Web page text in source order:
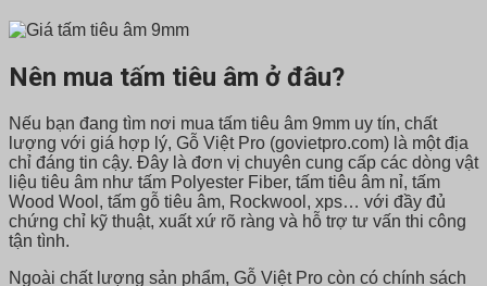
Nên mua tấm tiêu âm ở đâu?
Nếu bạn đang tìm nơi mua tấm tiêu âm 9mm uy tín, chất
lượng với giá hợp lý, Gỗ Việt Pro (govietpro.com) là một địa
chỉ đáng tin cậy. Đây là đơn vị chuyên cung cấp các dòng vật
liệu tiêu âm như tấm Polyester Fiber, tấm tiêu âm nỉ, tấm
Wood Wool, tấm gỗ tiêu âm, Rockwool, xps… với đầy đủ
chứng chỉ kỹ thuật, xuất xứ rõ ràng và hỗ trợ tư vấn thi công
tận tình.
Ngoài chất lượng sản phẩm, Gỗ Việt Pro còn có chính sách